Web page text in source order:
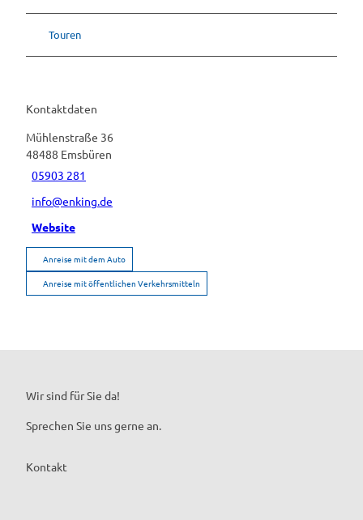
Touren
Kontaktdaten
Mühlenstraße 36
48488 Emsbüren
05903 281
info@enking.de
Website
Anreise mit dem Auto
Anreise mit öffentlichen Verkehrsmitteln
Wir sind für Sie da!
Sprechen Sie uns gerne an.
Kontakt